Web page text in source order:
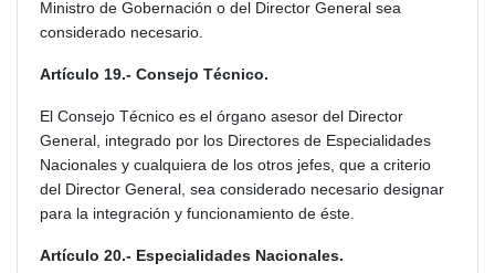
Ministro de Gobernación o del Director General sea
considerado necesario.
Artículo 19.- Consejo Técnico.
El Consejo Técnico es el órgano asesor del Director
General, integrado por los Directores de Especialidades
Nacionales y cualquiera de los otros jefes, que a criterio
del Director General, sea considerado necesario designar
para la integración y funcionamiento de éste.
Artículo 20.- Especialidades Nacionales.